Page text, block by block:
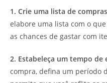
1. Crie uma lista de compras
elabore uma lista com o
as chances de gastar com
2. Estabeleça um tempo de
compra, defina um período